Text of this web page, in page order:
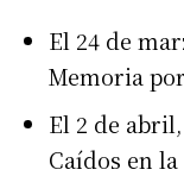
El 24 de
Memoria
El 2 de
Caídos en